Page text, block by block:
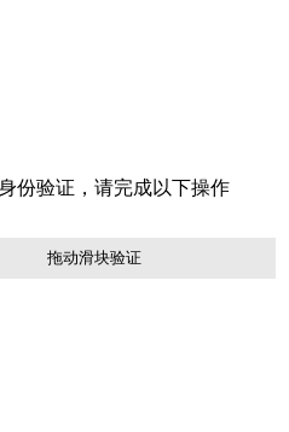
拖动滑块验证